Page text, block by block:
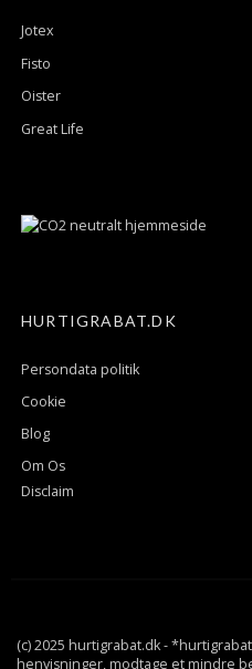
Jotex
Fisto
Oister
Great Life
HURTIGRABAT.DK
Persondata politik
Cookie
Blog
Om Os
Disclaim
(c) 2025 hurtigrabat.dk -
henvisninger, modtage et mindre